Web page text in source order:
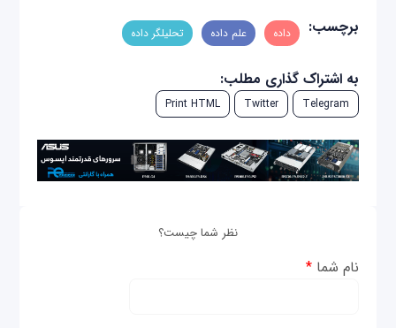
برچسب:
داده علم داده تحلیلگر داده
به اشتراک گذاری مطلب:
Telegram
Twitter
Print HTML
نظر شما چیست؟
نام شما*